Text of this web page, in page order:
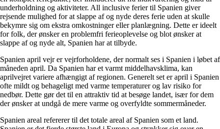
underholdning og aktiviteter. All inclusive ferier til Spanien giver
rejsende mulighed for at slappe af og nyde deres ferie uden at skulle
bekymre sig om ekstra omkostninger eller planlægning. Dette er ideelt
for folk, der ønsker en problemfri ferieoplevelse og blot ønsker at
slappe af og nyde alt, Spanien har at tilbyde.
Spanien april vejr er vejrforholdene, der normalt ses i Spanien i løbet af
måneden april. Da Spanien har et varmt middelhavsklima, kan
aprilvejret variere afhængigt af regionen. Generelt set er april i Spanien
ofte mildt og behageligt med varme temperaturer og lav risiko for
nedbør. Dette gør det til en attraktiv tid at besøge landet, især for dem
der ønsker at undgå de mere varme og overfyldte sommermåneder.
Spanien areal refererer til det totale areal af Spanien som et land.